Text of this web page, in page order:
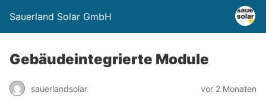
Sauerland Solar GmbH
Gebäudeintegrierte Module
sauerlandsolar vor 2 Monaten